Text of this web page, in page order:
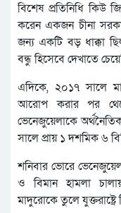
বিশেষ প্রতিনিধি কিউ
করেন একজন চীনা
জন্য একটি বড় ধাক্কা
বন্ধু হিসেবে দেখাতে
এদিকে, ২০১৭ সালে
আরোপ করার পর থেকে
ভেনেজুয়েলাকে
সালে প্রায় ১ দশমিক ৬
শনিবার ভোরে
ও বিমান হামলা
মাদুরোকে তুলে